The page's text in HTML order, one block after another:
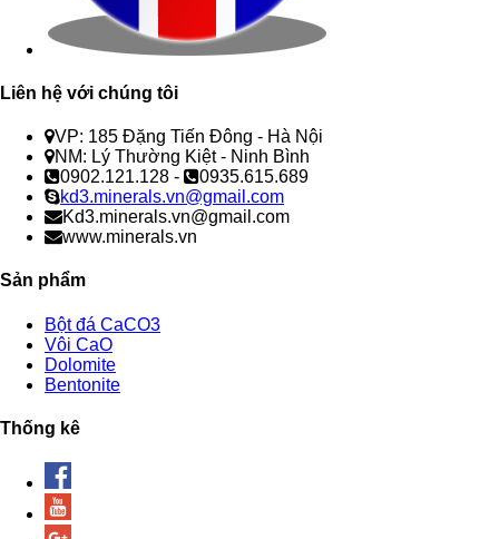
Liên hệ với chúng tôi
VP: 185 Đặng Tiến Đông - Hà Nội
NM: Lý Thường Kiệt - Ninh Bình
0902.121.128 -
0935.615.689
kd3.minerals.vn@gmail.com
Kd3.minerals.vn@gmail.com
www.minerals.vn
Sản phẩm
Bột đá CaCO3
Vôi CaO
Dolomite
Bentonite
Thống kê